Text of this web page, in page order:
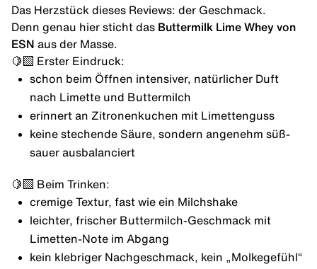
Das Herzstück dieses Reviews: der Geschmack.
Denn genau hier sticht das Buttermilk Lime Whey von
ESN aus der Masse.
🍋‍🟩 Erster Eindruck:
schon beim Öffnen intensiver, natürlicher Duft
nach Limette und Buttermilch
erinnert an Zitronenkuchen mit Limettenguss
keine stechende Säure, sondern angenehm süß-
sauer ausbalanciert
🍋‍🟩 Beim Trinken:
cremige Textur, fast wie ein Milchshake
leichter, frischer Buttermilch-Geschmack mit
Limetten-Note im Abgang
kein klebriger Nachgeschmack, kein „Molkegefühl“